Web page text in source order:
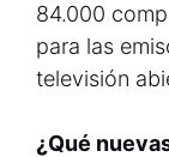
84.000
para las
televisión
¿Qué